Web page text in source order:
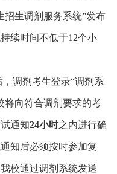
招生调剂服务系统”发布
续时间不低于12个小
调剂考生登录“调剂系
将向符合调剂要求的考
通知24小时之内进行确
知后必须按时参加复
校通过调剂系统发送